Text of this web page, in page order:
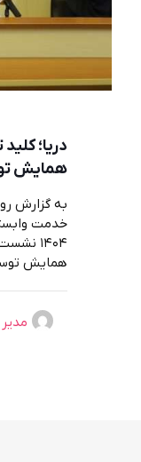
دریا؛
همایش
به گزارش
۱۴۰۴
همایش
مدیر